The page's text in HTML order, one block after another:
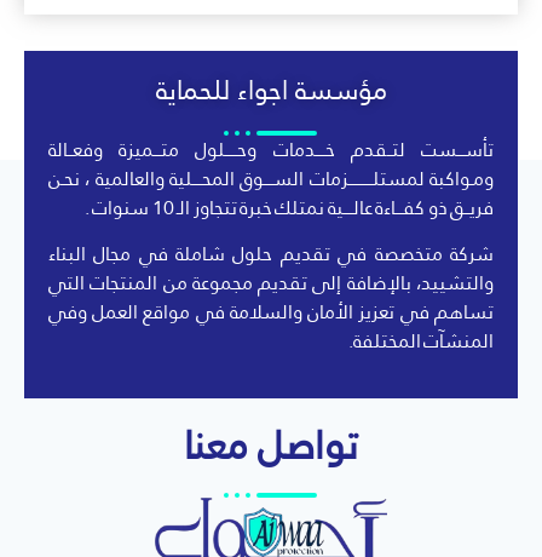
مؤسسة اجواء للحماية
تأســـست لتــقدم خــــدمات وحـــــلول متـــميزة وفعــالة
ومـواكبة لمستلــــــــــزمات الســــوق المحــــلية والعالمية ، نحـن
فريــق ذو كفـــاءة عالــــية نمتلك خبرة تتجاوز الـ 10 سنوات .
شركة متخصصة في تقديم حلول شاملة في مجال البناء
والتشييد، بالإضافة إلى تقديم مجموعة من المنتجات التي
تساهم في تعزيز الأمان والسلامة في مواقع العمل وفي
المنشآت المختلفة.
تواصل معنا